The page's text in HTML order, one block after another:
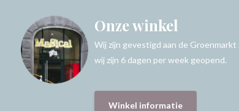
Onze winkel
Wij zijn gevestigd aan de
wij zijn 6 dagen per week geopend.
Winkel informatie